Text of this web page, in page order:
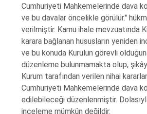
Cumhuriyeti Mahkemelerinde dava
ve bu davalar öncelikle görülür."
verilmiştir. Kamu ihale mevzuatında
karara bağlanan hususların yeniden
ve bu konuda Kurulun görevli
düzenleme bulunmamakta olup,
Kurum tarafından verilen nihai
Cumhuriyeti Mahkemelerinde dava
edilebileceği düzenlenmiştir.
inceleme mümkün değildir.